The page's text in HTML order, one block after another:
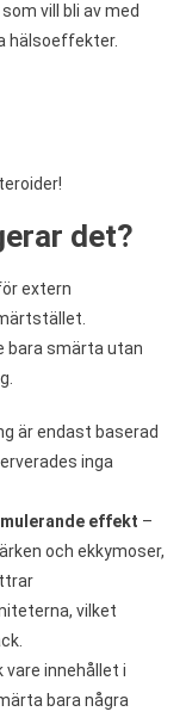
vill bli av med
hälsoeffekter.
det?
extern
bara smärta utan
är endast baserad
inga
effekt –
och ekkymoser,
vilket
vare innehållet i
bara några